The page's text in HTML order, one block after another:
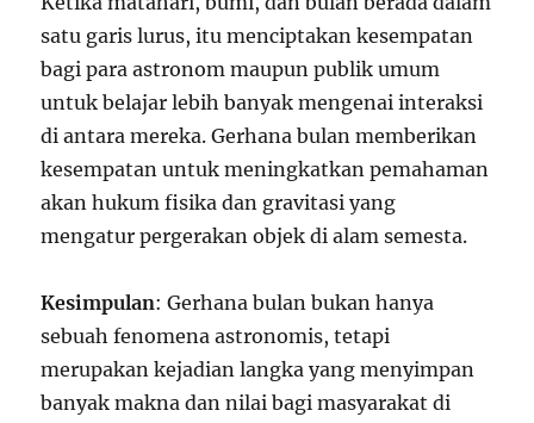
satu garis lurus, itu menciptakan kesempatan
bagi para astronom maupun publik umum
untuk belajar lebih banyak mengenai interaksi
di antara mereka. Gerhana bulan memberikan
kesempatan untuk meningkatkan pemahaman
akan hukum fisika dan gravitasi yang
mengatur pergerakan objek di alam semesta.
Kesimpulan: Gerhana bulan bukan hanya
sebuah fenomena astronomis, tetapi
merupakan kejadian langka yang menyimpan
banyak makna dan nilai bagi masyarakat di